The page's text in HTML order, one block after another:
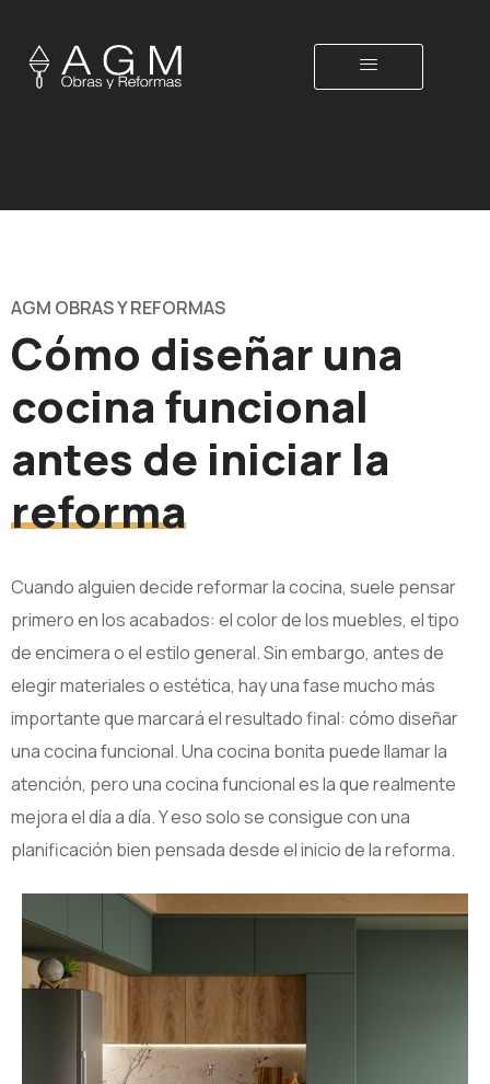
AGM OBRAS Y REFORMAS
Cómo diseñar una
cocina funcional
antes de iniciar la
reforma
Cuando alguien decide reformar la cocina, suele pensar
primero en los acabados: el color de los muebles, el tipo
de encimera o el estilo general. Sin embargo, antes de
elegir materiales o estética, hay una fase mucho más
importante que marcará el resultado final: cómo diseñar
una cocina funcional. Una cocina bonita puede llamar la
atención, pero una cocina funcional es la que realmente
mejora el día a día. Y eso solo se consigue con una
planificación bien pensada desde el inicio de la reforma.